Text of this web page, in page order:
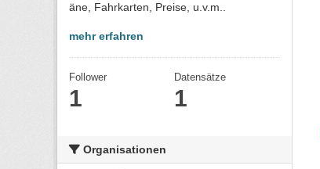
äne, Fahrkarten, Preise, u.v.m..
mehr erfahren
Follower
1
Datensätze
1
Organisationen